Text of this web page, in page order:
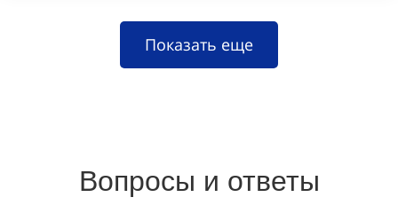
Показать еще
Вопросы и ответы